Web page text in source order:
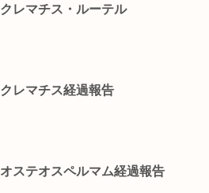
クレマチス・ルーテル
クレマチス経過報告
オステオスペルマム経過報告